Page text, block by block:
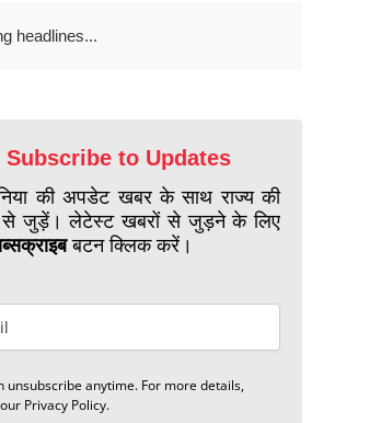
headlines...
Subscribe to Updates
की अपडेट खबर के साथ राज्य की
से जुड़ें। लेटेस्ट खबरों से जुड़ने के लिए
बटन क्लिक करें।
unsubscribe anytime. For more details,
Privacy Policy.